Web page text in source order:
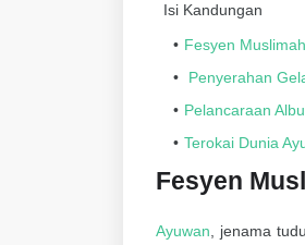
Isi Kandungan
Fesyen
Penyerahan
Pelancaraan
Terokai Dunia
Fesyen
Ayuwan , jenama